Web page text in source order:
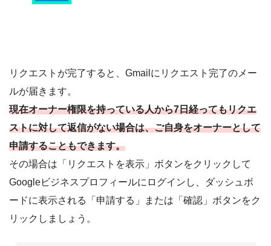
リクエストが完了すると、Gmailにリクエスト完了のメー
ルが届きます。
現在オーナー権限を持っている人から7日経ってもリクエ
ストに対して返信がない場合は、ご自身をオーナーとして
申請することもできます。
その場合は「リクエストを表示」ボタンをクリックして
Googleビジネスプロフィールにログインし、ダッシュボ
ードに表示される「申請する」または「確認」ボタンをク
リックしましょう。